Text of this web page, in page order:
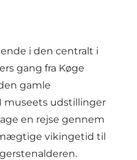
i den centralt i
gang fra Køge
gamle
museets udstillinger
en rejse gennem
vikingetid til